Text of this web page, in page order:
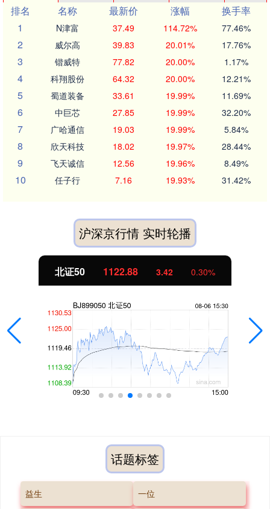
排名
名称 最新价 涨幅
换手率
1
N津富 37.49 114.72% 77.46%
2 威尔高 39.83 20.01% 17.76%
3 锴威特 77.82 20.00% 1.17%
4 科翔股份 64.32 20.00% 12.21%
5 蜀道装备 33.61 19.99% 11.69%
6 中巨芯 27.85 19.99% 32.20%
7 广哈通信 19.03 19.99% 5.84%
8 欣天科技 18.02 19.97% 28.44%
9 飞天诚信 12.56 19.96% 8.49%
10 任子行 7.16 19.93% 31.42%
沪深京行情 实时轮播
北证50 1122.88 3.42 0.30%
话题标签
益生 一位